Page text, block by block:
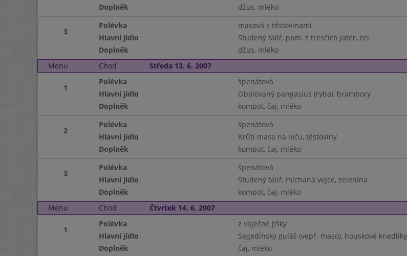
Doplněk
džus, mléko
3
Polévka
masová s těstovinami
Hlavní jídlo
Studený talíř, pom. z tresčích jater, zel.
Doplněk
džus, mléko
Menu
Chod Středa 13. 6. 2007
1
Polévka
špenátová
Hlavní jídlo
Obalovaný pangasius (ryba), brambory
Doplněk
kompot, čaj, mléko
2
Polévka
špenátová
Hlavní jídlo
Krůtí maso na leču, těstoviny
Doplněk
kompot, čaj, mléko
3
Polévka
špenátová
Hlavní jídlo
Studený talíř, míchaná vejce, zelenina
Doplněk
kompot, čaj, mléko
Menu
Chod Čtvrtek 14. 6. 2007
1
Polévka
z vaječné jíšky
Hlavní jídlo
Segedínský guláš (vepř. maso), houskové knedlíky
Doplněk
čaj, mléko